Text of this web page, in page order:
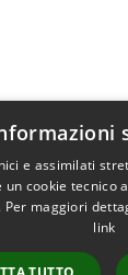
e assimilati
un cookie
maggiori
link